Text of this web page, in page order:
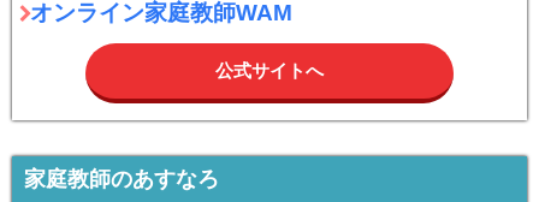
オンライン家庭教師WAM
公式サイトへ
家庭教師のあすなろ